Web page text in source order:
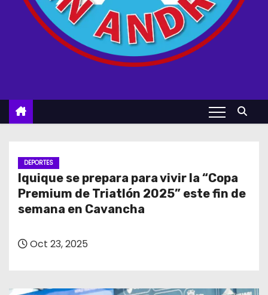
DEPORTES
Iquique se prepara para vivir la “Copa
Premium de Triatlón 2025” este fin de
semana en Cavancha
Oct 23, 2025